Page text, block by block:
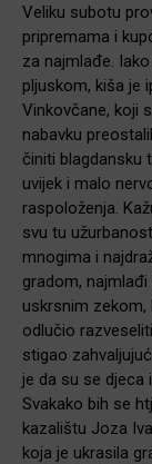
Veliku subotu
pripremama i
za najmlađe.
pljuskom, kiša je
Vinkovčane, koji
nabavku
činiti blagdansku
uvijek i malo
raspoloženja.
svu tu
mnogima i
gradom,
uskrsnim zekom,
odlučio
stigao
je da su se djeca
Svakako bih se
kazalištu Joza
koja je ukrasila